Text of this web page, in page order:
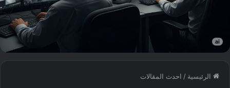
الرئيسية / احدث المقالات